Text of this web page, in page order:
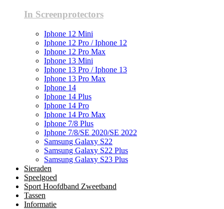
In Screenprotectors
Iphone 12 Mini
Iphone 12 Pro / Iphone 12
Iphone 12 Pro Max
Iphone 13 Mini
Iphone 13 Pro / Iphone 13
Iphone 13 Pro Max
Iphone 14
Iphone 14 Plus
Iphone 14 Pro
Iphone 14 Pro Max
Iphone 7/8 Plus
Iphone 7/8/SE 2020/SE 2022
Samsung Galaxy S22
Samsung Galaxy S22 Plus
Samsung Galaxy S23 Plus
Sieraden
Speelgoed
Sport Hoofdband Zweetband
Tassen
Informatie